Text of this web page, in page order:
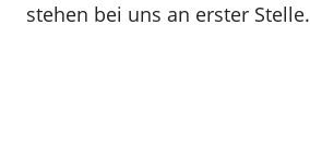
stehen bei uns an erster Stelle.